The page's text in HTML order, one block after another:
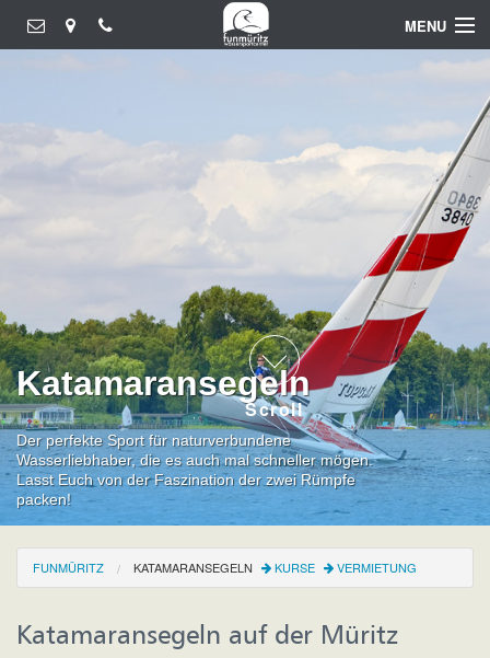
MENU
Jollensegeln
Scroll
Katamaransegeln
Der perfekte Sport für naturverbundene
Wasserliebhaber, die es auch mal schneller mögen.
Lasst Euch von der Faszination der zwei Rümpfe
packen!
FUNMÜRITZ KATAMARANSEGELN KURSE VERMIETUNG
Katamaransegeln auf der Müritz